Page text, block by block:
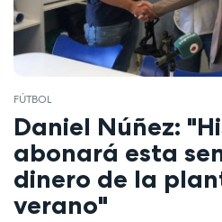
FÚTBOL
Daniel Núñez:
abonará esta
dinero de la
verano"